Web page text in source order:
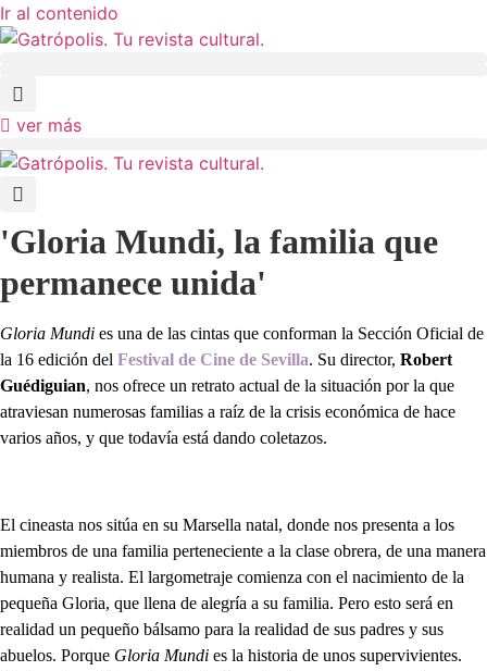
Ir al contenido
ver más
'Gloria Mundi, la familia que
permanece unida'
Gloria Mundi es una de las cintas que conforman la Sección Oficial de
la 16 edición del Festival de Cine de Sevilla. Su director, Robert
Guédiguian, nos ofrece un retrato actual de la situación por la que
atraviesan numerosas familias a raíz de la crisis económica de hace
varios años, y que todavía está dando coletazos.
El cineasta nos sitúa en su Marsella natal, donde nos presenta a los
miembros de una familia perteneciente a la clase obrera, de una manera
humana y realista. El largometraje comienza con el nacimiento de la
pequeña Gloria, que llena de alegría a su familia. Pero esto será en
realidad un pequeño bálsamo para la realidad de sus padres y sus
abuelos. Porque Gloria Mundi es la historia de unos supervivientes.